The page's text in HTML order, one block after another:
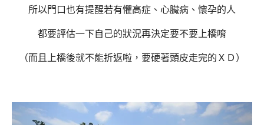
所以門口也有提醒若有懼高症、心臟病、懷孕的人
都要評估一下自己的狀況再決定要不要上橋唷
（而且上橋後就不能折返啦，要硬著頭皮走完的ＸＤ）